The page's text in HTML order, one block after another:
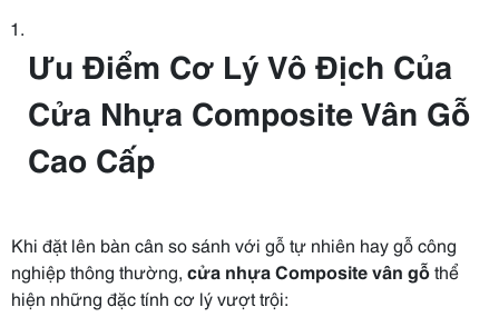
Ưu Điểm Cơ Lý Vô Địch Của
Cửa Nhựa Composite Vân Gỗ
Cao Cấp
Khi đặt lên bàn cân so sánh với gỗ tự nhiên hay gỗ công
nghiệp thông thường, cửa nhựa Composite vân gỗthể
hiện những đặc tính cơ lý vượt trội: